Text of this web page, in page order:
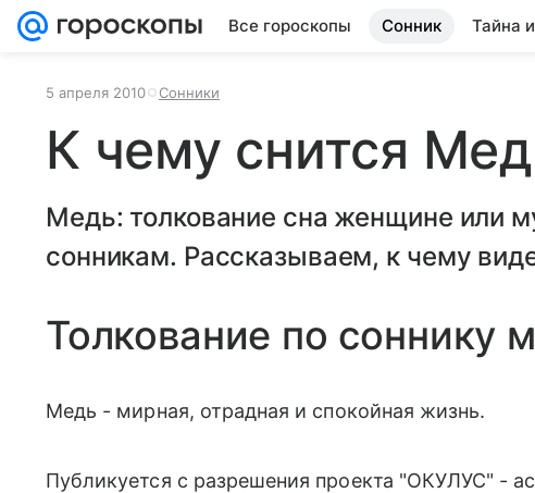
Все гороскопы Сонник Тайна
5 апреля 2010 Сонники
К чему снится
Медь: толкование сна женщине или
сонникам. Рассказываем, к чему
Толкование по соннику
Медь - мирная, отрадная и спокойная жизнь.
Публикуется с разрешения проекта "ОКУЛУС" -